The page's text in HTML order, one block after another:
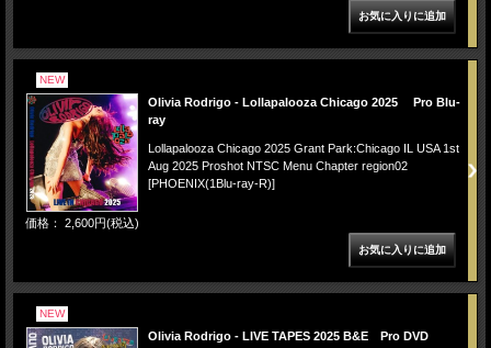
NEW
Olivia Rodrigo - Lollapalooza Chicago 2025 Pro Blu-
ray
Lollapalooza Chicago 2025 Grant Park:Chicago IL USA 1st
Aug 2025 Proshot NTSC Menu Chapter region02
[PHOENIX(1Blu-ray-R)]
価格： 2,600円(税込)
NEW
Olivia Rodrigo - LIVE TAPES 2025 B&E Pro DVD